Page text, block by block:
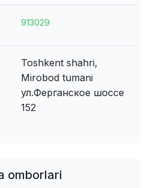
913029
Toshkent shahri,
Mirobod tumani
ул.Ферганское шоссе
152
omborlari